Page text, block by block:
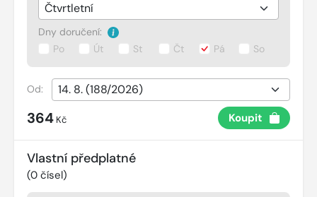
Dny doručení:
Po
Út St Čt Pá So
Od:
364 Kč Koupit
Vlastní předplatné
(0 čísel)